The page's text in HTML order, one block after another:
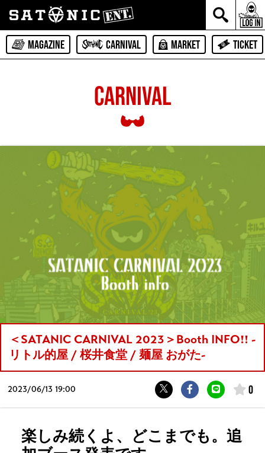
MAGAZINE CARNIVAL MARKET TICKET
CARNIVAL
＜SATANIC CARNIVAL 2023＞Booth INFO!! -
リトル的屋 / 桜井食堂 / 麺屋 おがた-
2023/06/13 19:00 0
楽しみ続くよ、どこまでも。追